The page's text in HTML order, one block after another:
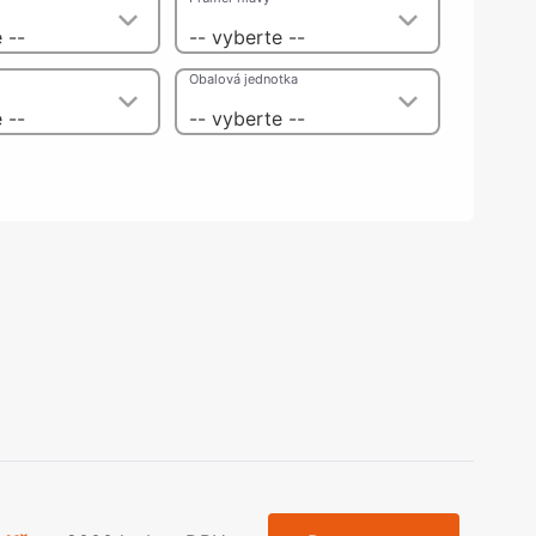
nohy, Nábytkové nohy a
nastavení
kluzáky a kolečka
-- -- vyberte --
-- -- vyberte --
Obalová jednotka